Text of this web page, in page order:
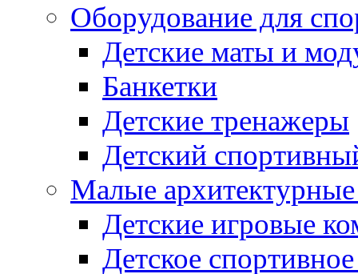
Оборудование для
Детские маты и
Банкетки
Детские тренажеры
Детский
Малые
Детские игровые
Детское